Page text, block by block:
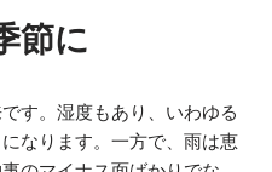
節に
す。湿度もあり、いわゆる
なります。一方で、雨は恵